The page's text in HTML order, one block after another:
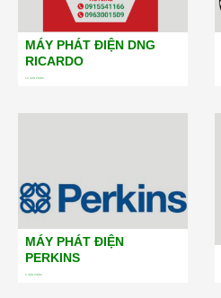
MÁY PHÁT ĐIỆN DNG
RICARDO
19SẢN PHẨM
MÁY PHÁT ĐIỆN
PERKINS
5SẢN PHẨM